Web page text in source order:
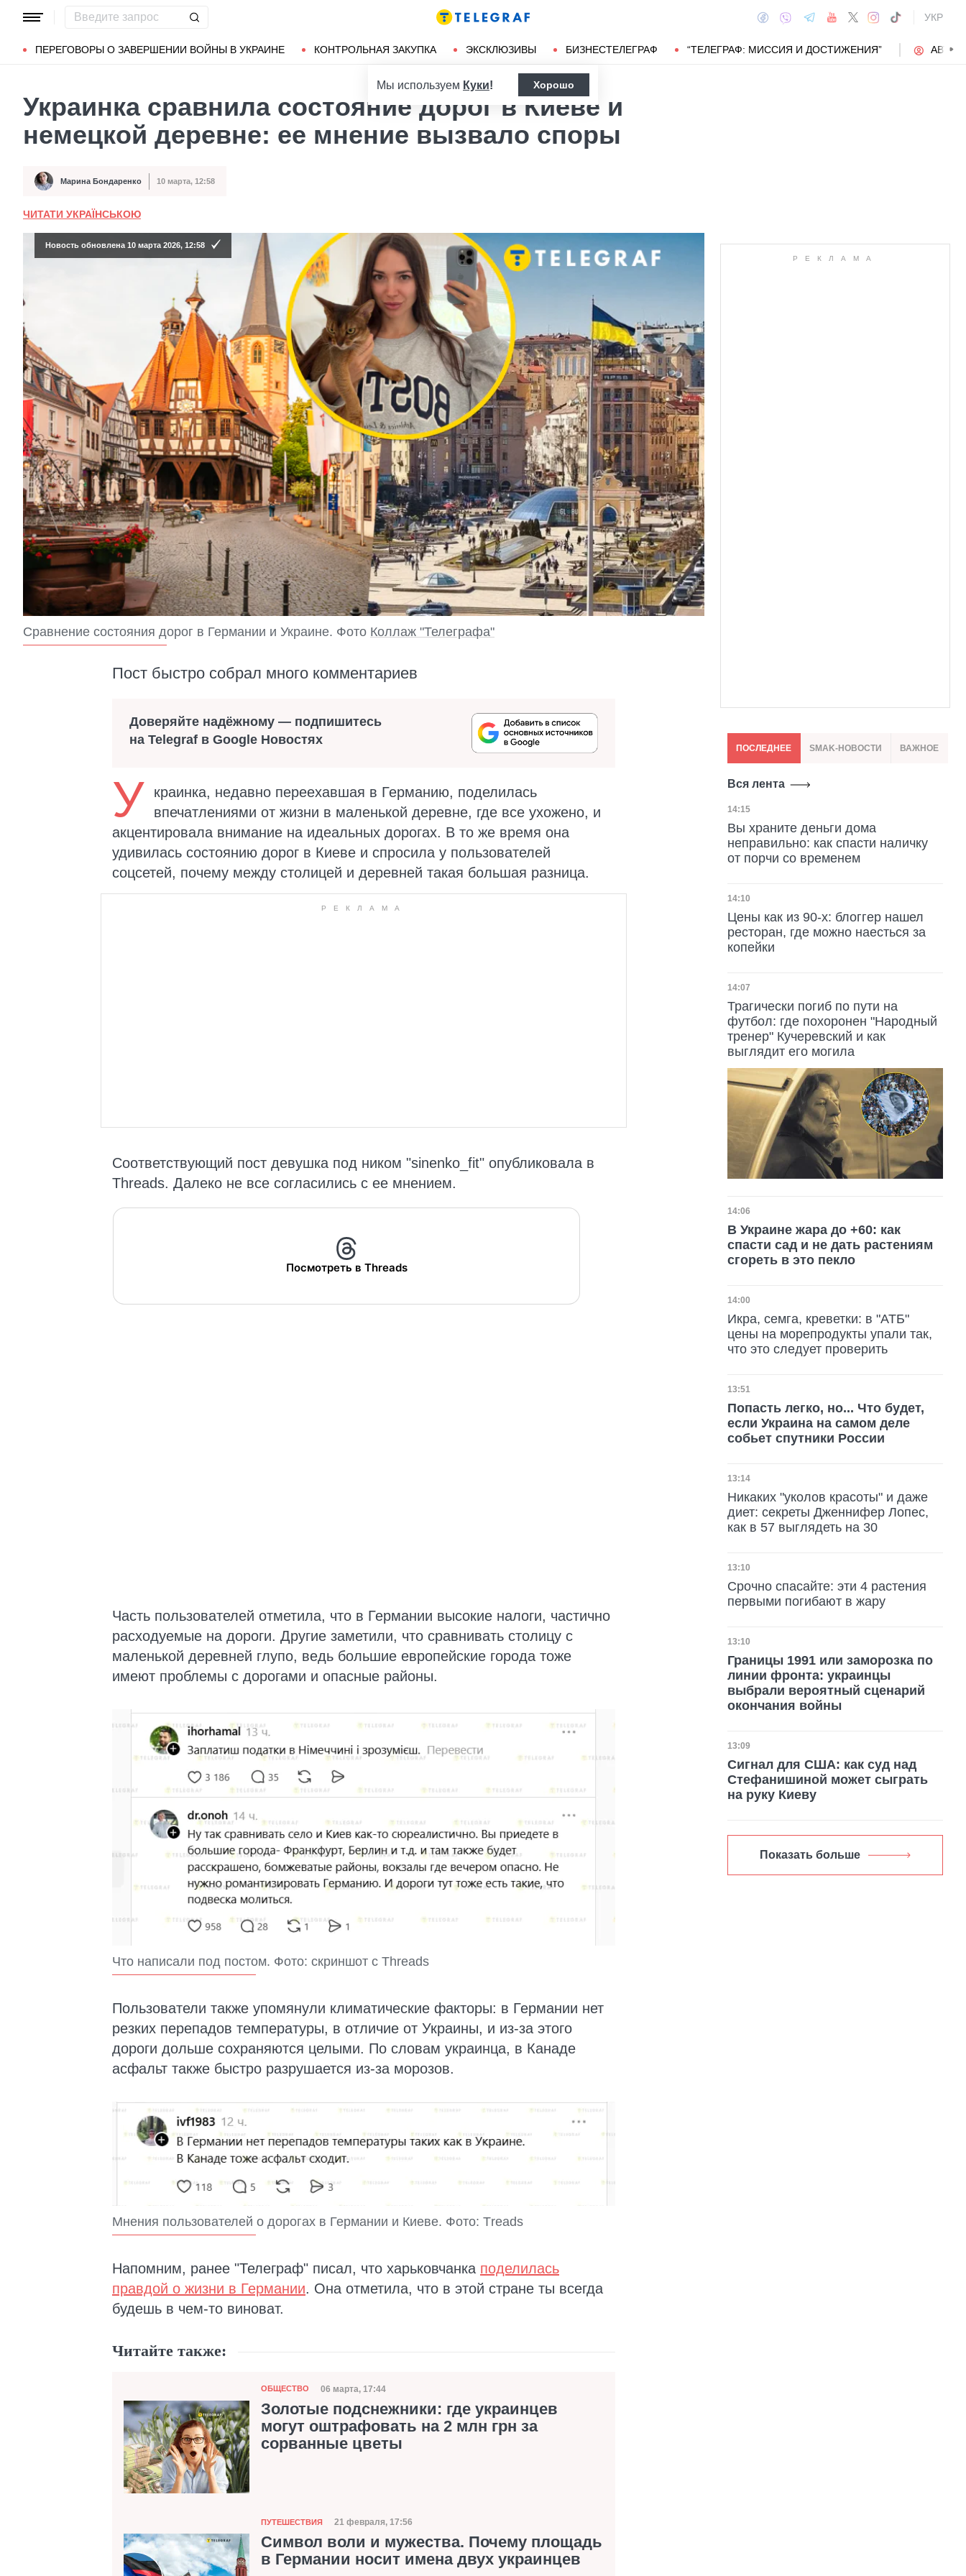
УКР
ПЕРЕГОВОРЫ О ЗАВЕРШЕНИИ ВОЙНЫ В УКРАИНЕ КОНТРОЛЬНАЯ ЗАКУПКА ЭКСКЛЮЗИВЫ БИЗНЕСТЕЛЕГРАФ “ТЕЛЕГРАФ: МИССИЯ И ДОСТИЖЕНИЯ”
Популярные запросы Мариуполь
Мы используем Куки! Хорошо
Украинка сравнила состояние дорог в Киеве и
немецкой деревне: ее мнение вызвало споры
Автор Марина Бондаренко
Дата публикации 10 марта, 12:58
ЧИТАТИ УКРАЇНСЬКОЮ
Новость обновлена 10 марта 2026, 12:58
Сравнение состояния дорог в Германии и Украине. Фото Коллаж "Телеграфа"
Пост быстро собрал много комментариев
Доверяйте надёжному — подпишитесь
на Telegraf в Google Новостях
У
краинка, недавно переехавшая в Германию, поделилась
впечатлениями от жизни в маленькой деревне, где все ухожено, и
акцентировала внимание на идеальных дорогах. В то же время она
удивилась состоянию дорог в Киеве и спросила у пользователей
соцсетей, почему между столицей и деревней такая большая разница.
Соответствующий пост девушка под ником "sinenko_fit" опубликовала в
Тhreads. Далеко не все согласились с ее мнением.
Посмотреть в Threads
Часть пользователей отметила, что в Германии высокие налоги, частично
расходуемые на дороги. Другие заметили, что сравнивать столицу с
маленькой деревней глупо, ведь большие европейские города тоже
имеют проблемы с дорогами и опасные районы.
Что написали под постом. Фото: скриншот с Threads
Пользователи также упомянули климатические факторы: в Германии нет
резких перепадов температуры, в отличие от Украины, и из-за этого
дороги дольше сохраняются целыми. По словам украинца, в Канаде
асфальт также быстро разрушается из-за морозов.
Мнения пользователей о дорогах в Германии и Киеве. Фото: Тreads
Напомним, ранее "Телеграф" писал, что харьковчанка поделилась
правдой о жизни в Германии. Она отметила, что в этой стране ты всегда
будешь в чем-то виноват.
Читайте также:
Категория
ОБЩЕСТВО Дата публикации
06 марта, 17:44
Золотые подснежники: где украинцев
могут оштрафовать на 2 млн грн за
сорванные цветы
Категория
ПУТЕШЕСТВИЯ Дата публикации
21 февраля, 17:56
Символ воли и мужества. Почему площадь
в Германии носит имена двух украинцев
ПОСЛЕДНЕЕ SMAK-НОВОСТИ ВАЖНОЕ
Вся лента
Дата публикации
14:15
Вы храните деньги дома
неправильно: как спасти наличку
от порчи со временем
Дата публикации
14:10
Цены как из 90-х: блоггер нашел
ресторан, где можно наесться за
копейки
Дата публикации
14:07
Трагически погиб по пути на
футбол: где похоронен "Народный
тренер" Кучеревский и как
выглядит его могила
Дата публикации
14:06
В Украине жара до +60: как
спасти сад и не дать растениям
сгореть в это пекло
Дата публикации
14:00
Икра, семга, креветки: в "АТБ"
цены на морепродукты упали так,
что это следует проверить
Дата публикации
13:51
Попасть легко, но... Что будет,
если Украина на самом деле
собьет спутники России
Дата публикации
13:14
Никаких "уколов красоты" и даже
диет: секреты Дженнифер Лопес,
как в 57 выглядеть на 30
Дата публикации
13:10
Срочно спасайте: эти 4 растения
первыми погибают в жару
Дата публикации
13:10
Границы 1991 или заморозка по
линии фронта: украинцы
выбрали вероятный сценарий
окончания войны
Дата публикации
13:09
Сигнал для США: как суд над
Стефанишиной может сыграть
на руку Киеву
Показать больше